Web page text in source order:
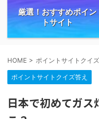
厳選！おすすめポイン
トサイト
HOME > ポイントサイトクイ
ポイントサイトクイズ答え
日本で初めてガス